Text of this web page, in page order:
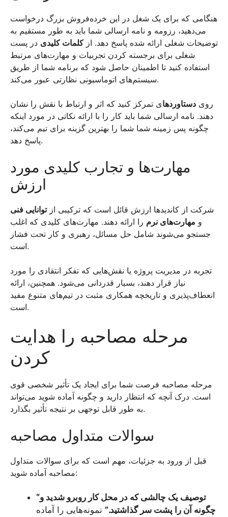
هنگامی که برای یک شغل در این خرده‌فروش بزرگ درخواست
می‌دهید، رزومه و نامه ارسالی شما باید به طور مستقیم به
توضیحات شغلی ارائه شده پاسخ دهد. ازکلمات کلیدی در پست
شغلی برای برجسته کردن تجربیات و مهارت‌های مرتبط
استفاده کنید تا اطمینان حاصل شود که برنامه شما از طریق
سیستم‌های اتوماسیونی نظارتی عبور می‌کند.
روی دستاوردهای تمرکز کنید که اثر و ارتباط با نقش را نشان
دهند. نامه ارسالی شما باید کار را با ارائه نکاتی در مورد اینکه
چگونه پس زمینه شما شما را بهترین گزینه برای تیم می‌کند،
پاسخ دهد.
مهارت‌ها و تجارب کلیدی مورد
ارزش
شرکت از کاندید‌ها ارزش قائل است که ترکیبی ازتوانایی فنی
و مهارت‌های نرم را ارائه دهند. مهارت‌های کلیدی که اغلب
جستجو می‌شوند شامل حل مسائل، رهبری و کار تحت فشار
است.
تجربه در مدیریت پروژه یا نقش‌هایی که تفکر انتقادی را مورد
نیاز قرار دهند، بسیار قدردانی می‌شود. همچنین، ارائه
انعطاف‌پذیری و تاریخچه همکاری مثبت در تیم‌های متنوع مفید
است.
مرحله مصاحبه را هدایت
کردن
مرحله مصاحبه فرصت شما برای ایجاد یک تأثیر شخصی قوی
است. درک آنچه که انتظار دارید و چگونه آماده شوید می‌تواند
به طور قابل توجهی بر نتیجه تأثیر بگذارد.
سوالات متداول مصاحبه
قبل از ورود به جزئیات، مهم است که برای سوالات متداول
مصاحبه آماده شوید:
“توصیف یک چالشی که در محل کار روبرو شدید و
چگونه آن را پشت سر گذاشتید.” نمونه‌هایی را آماده